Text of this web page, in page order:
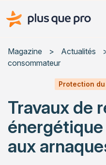
Plus que pro Mag'
Habitat
Actualités
Magazine > Actualités
consommateur
Protection
Travaux de
aux